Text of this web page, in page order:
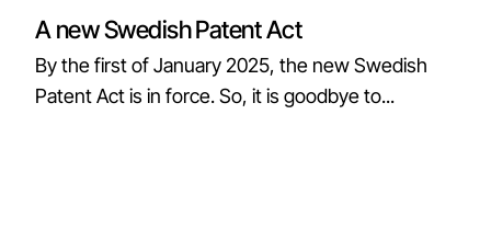
A new Swedish Patent Act
By the first of January 2025, the new Swedish
Patent Act is in force. So, it is goodbye to...